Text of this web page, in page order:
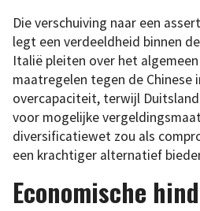
Die verschuiving naar een
legt een verdeeldheid binnen
Italië pleiten over het
maatregelen tegen de Chinese
overcapaciteit, terwijl
voor mogelijke
diversificatiewet zou als
een krachtiger alternatief
Economische